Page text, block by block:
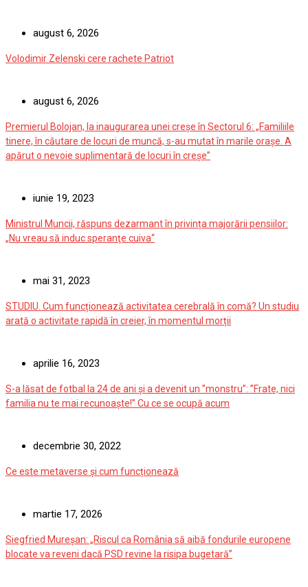
august 6, 2026
Volodimir Zelenski cere rachete Patriot
august 6, 2026
Premierul Bolojan, la inaugurarea unei creșe în Sectorul 6: „Familiile
tinere, în căutare de locuri de muncă, s-au mutat în marile orașe. A
apărut o nevoie suplimentară de locuri în creșe”
iunie 19, 2023
Ministrul Muncii, răspuns dezarmant în privința majorării pensiilor:
„Nu vreau să induc speranţe cuiva“
mai 31, 2023
STUDIU. Cum funcționează activitatea cerebrală în comă? Un studiu
arată o activitate rapidă în creier, în momentul morții
aprilie 16, 2023
S-a lăsat de fotbal la 24 de ani și a devenit un ”monstru”: ”Frate, nici
familia nu te mai recunoaște!” Cu ce se ocupă acum
decembrie 30, 2022
Ce este metaverse și cum funcționează
martie 17, 2026
Siegfried Mureșan: „Riscul ca România să aibă fondurile europene
blocate va reveni dacă PSD revine la risipa bugetară”